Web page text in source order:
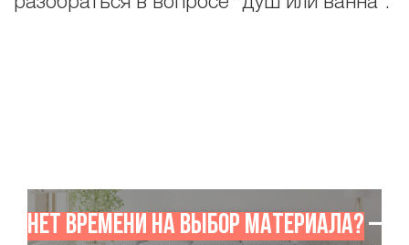
Нет времени на выбор материала?–